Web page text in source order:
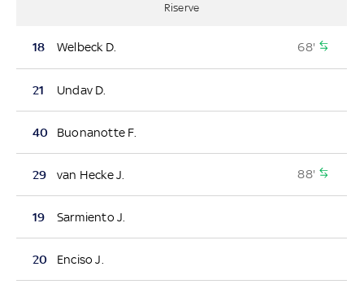
Riserve
18 Welbeck D. 68'
21 Undav D.
40 Buonanotte F.
29 van Hecke J. 88'
19 Sarmiento J.
20 Enciso J.